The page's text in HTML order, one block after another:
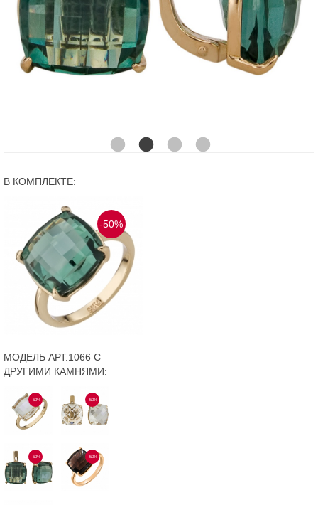
В КОМПЛЕКТЕ:
-50%
МОДЕЛЬ АРТ.1066 С
ДРУГИМИ КАМНЯМИ:
-50% -50%
-50% -50%